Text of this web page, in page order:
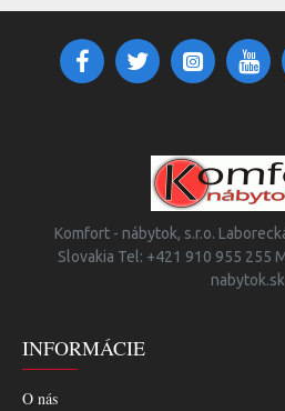
Komfort - nábytok, s.r.o.
Slovakia Tel: +421 910 955 255
nabytok.sk
INFORMÁCIE
O nás